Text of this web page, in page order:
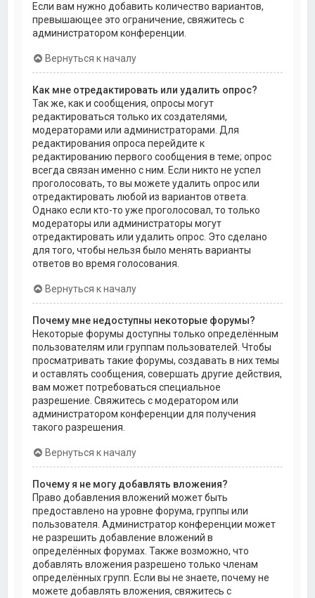
Если вам нужно добавить количество вариантов,
превышающее это ограничение, свяжитесь с
администратором конференции.
Вернуться к началу
Как мне отредактировать или удалить опрос?
Так же, как и сообщения, опросы могут
редактироваться только их создателями,
модераторами или администраторами. Для
редактирования опроса перейдите к
редактированию первого сообщения в теме; опрос
всегда связан именно с ним. Если никто не успел
проголосовать, то вы можете удалить опрос или
отредактировать любой из вариантов ответа.
Однако если кто-то уже проголосовал, то только
модераторы или администраторы могут
отредактировать или удалить опрос. Это сделано
для того, чтобы нельзя было менять варианты
ответов во время голосования.
Вернуться к началу
Почему мне недоступны некоторые форумы?
Некоторые форумы доступны только определённым
пользователям или группам пользователей. Чтобы
просматривать такие форумы, создавать в них темы
и оставлять сообщения, совершать другие действия,
вам может потребоваться специальное
разрешение. Свяжитесь с модератором или
администратором конференции для получения
такого разрешения.
Вернуться к началу
Почему я не могу добавлять вложения?
Право добавления вложений может быть
предоставлено на уровне форума, группы или
пользователя. Администратор конференции может
не разрешить добавление вложений в
определённых форумах. Также возможно, что
добавлять вложения разрешено только членам
определённых групп. Если вы не знаете, почему не
можете добавлять вложения, свяжитесь с